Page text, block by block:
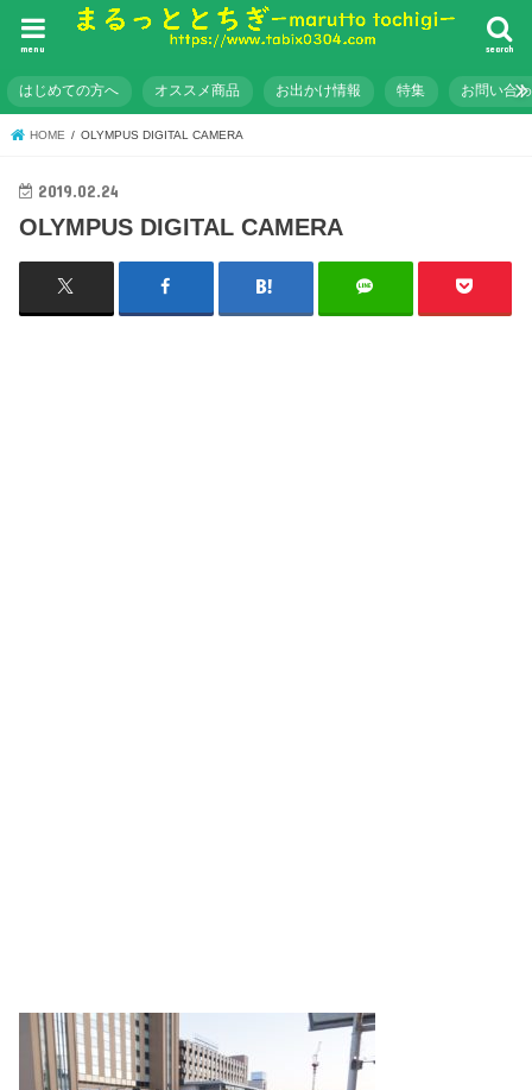
search
menu
はじめての方へ オススメ商品 お出かけ情報 特集 お問い合
HOME OLYMPUS DIGITAL CAMERA
2019.02.24
OLYMPUS DIGITAL CAMERA